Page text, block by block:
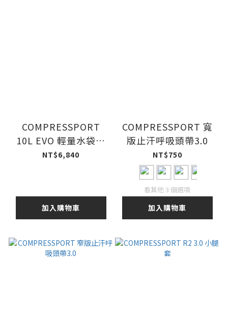
COMPRESSPORT
10L EVO 輕量水袋背
心 2.0 / 附軟水壺
NT$6,840
加入購物車
COMPRESSPORT 寬
版止汗呼吸頭帶3.0
NT$750
看其他 3 個選項
加入購物車